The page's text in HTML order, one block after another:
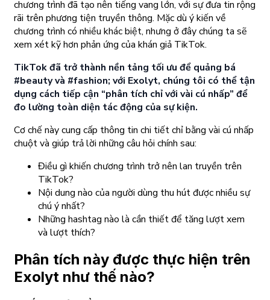
chương trình đã tạo nên tiếng vang lớn, với sự đưa tin rộng
rãi trên phương tiện truyền thông. Mặc dù ý kiến về
chương trình có nhiều khác biệt, nhưng ở đây chúng ta sẽ
xem xét kỹ hơn phản ứng của khán giả TikTok.
TikTok đã trở thành nền tảng tối ưu để quảng bá
#beauty và #fashion; với Exolyt, chúng tôi có thể tận
dụng cách tiếp cận “phân tích chỉ với vài cú nhấp” để
đo lường toàn diện tác động của sự kiện.
Cơ chế này cung cấp thông tin chi tiết chỉ bằng vài cú nhấp
chuột và giúp trả lời những câu hỏi chính sau:
Điều gì khiến chương trình trở nên lan truyền trên
TikTok?
Nội dung nào của người dùng thu hút được nhiều sự
chú ý nhất?
Những hashtag nào là cần thiết để tăng lượt xem
và lượt thích?
Phân tích này được thực hiện trên
Exolyt như thế nào?